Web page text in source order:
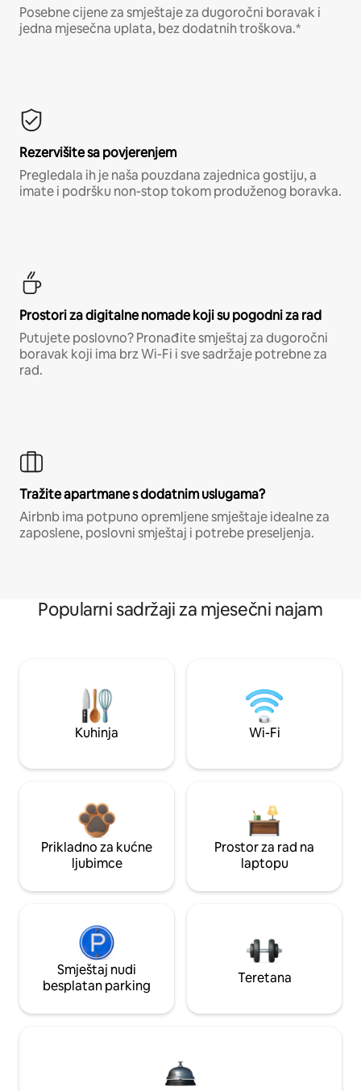
Posebne cijene za smještaje za dugoročni boravak i
jedna mjesečna uplata, bez dodatnih troškova.*
Rezervišite sa povjerenjem
Pregledala ih je naša pouzdana zajednica gostiju, a
imate i podršku non-stop tokom produženog boravka.
Prostori za digitalne nomade koji su pogodni za rad
Putujete poslovno? Pronađite smještaj za dugoročni
boravak koji ima brz Wi-Fi i sve sadržaje potrebne za
rad.
Tražite apartmane s dodatnim uslugama?
Airbnb ima potpuno opremljene smještaje idealne za
zaposlene, poslovni smještaj i potrebe preseljenja.
Popularni sadržaji za mjesečni najam
Kuhinja Wi-Fi
Prikladno za kućne
ljubimce
Prostor za rad na
laptopu
Smještaj nudi
besplatan parking
Teretana